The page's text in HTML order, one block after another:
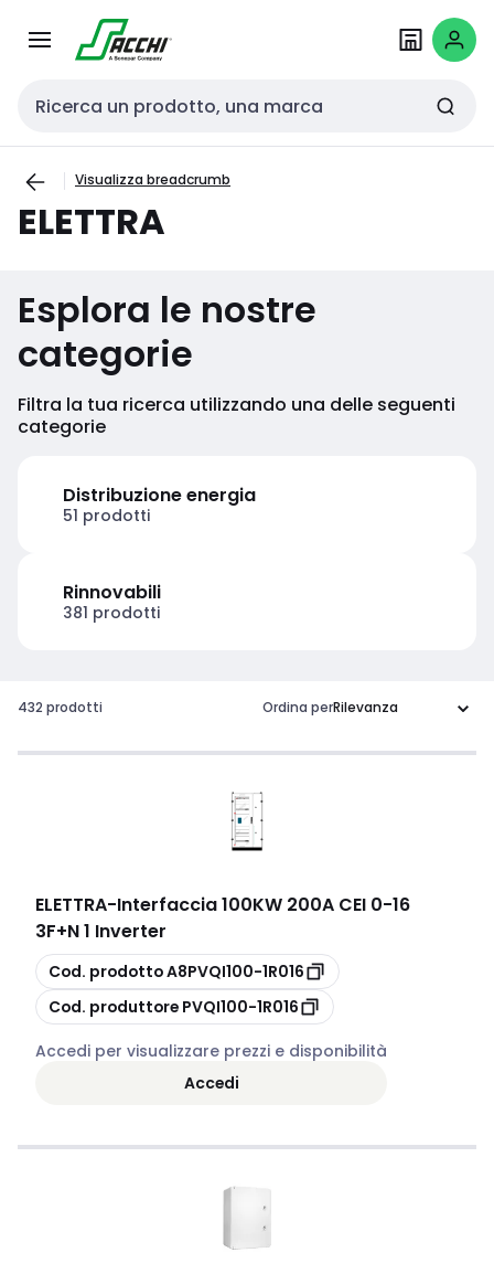
navigazionecontenuto
Cerca input
Visualizza breadcrumb
ELETTRA
Esplora le nostre
categorie
Filtra la tua ricerca utilizzando una delle seguenti
categorie
Distribuzione energia
51 prodotti
Rinnovabili
381 prodotti
432 prodotti Ordina per
ELETTRA-Interfaccia 100KW 200A CEI 0-16
3F+N 1 Inverter
copia
Cod. prodottoA8PVQI100-1R016
copia
Cod. produttore PVQI100-1R016
Accedi per visualizzare prezzi e disponibilità
Accedi